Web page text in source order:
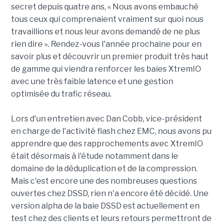
secret depuis quatre ans, « Nous avons embauché
tous ceux qui comprenaient vraiment sur quoi nous
travaillions et nous leur avons demandé de ne plus
rien dire ». Rendez-vous l'année prochaine pour en
savoir plus et découvrir un premier produit très haut
de gamme qui viendra renforcer les baies XtremIO
avec une très faible latence et une gestion
optimisée du trafic réseau.
Lors d'un entretien avec Dan Cobb, vice-président
en charge de l'activité flash chez EMC, nous avons pu
apprendre que des rapprochements avec XtremIO
était désormais à l'étude notamment dans le
domaine de la déduplication et de la compression.
Mais c'est encore une des nombreuses questions
ouvertes chez DSSD, rien n'a encore été décidé. Une
version alpha de la baie DSSD est actuellement en
test chez des clients et leurs retours permettront de